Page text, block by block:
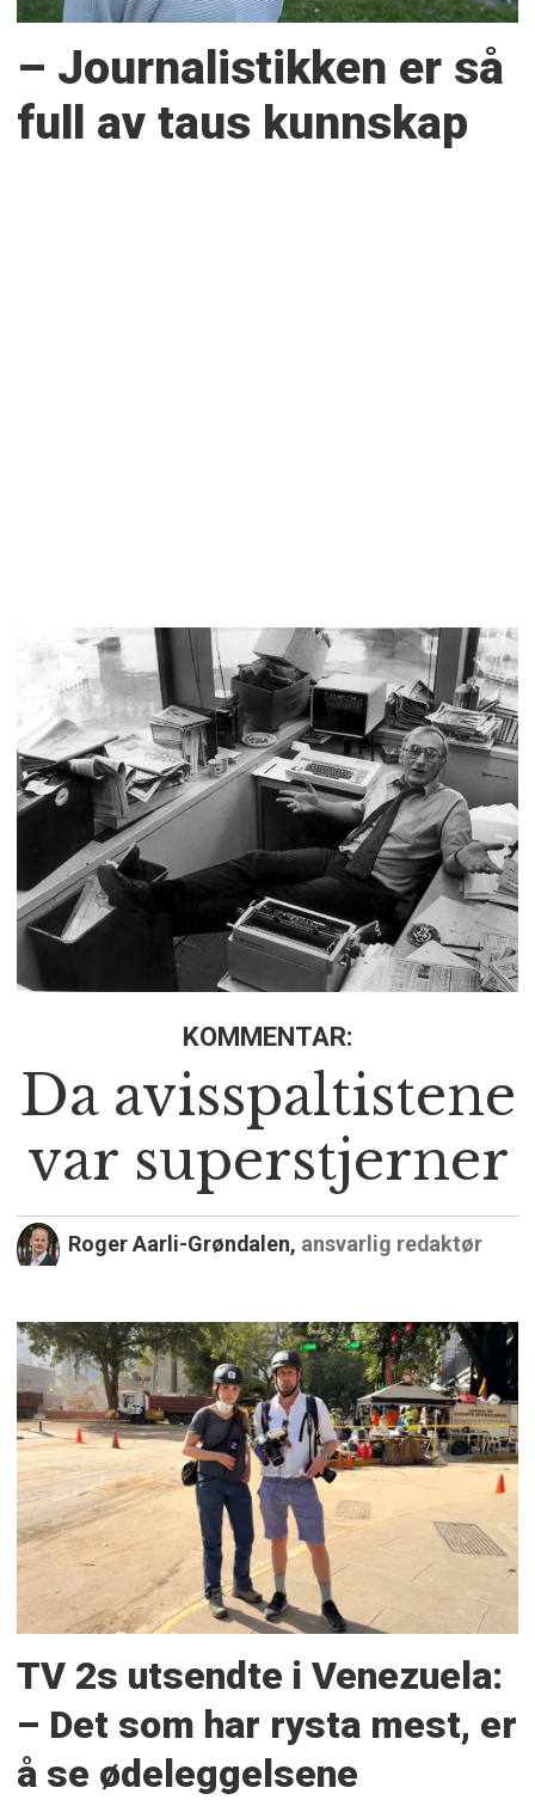
– Journalistikken er så
full av taus kunnskap
KOMMENTAR:
Da avisspaltistene
var superstjerner
Roger Aarli-Grøndalen, ansvarlig redaktør
TV 2s utsendte i Venezuela:
– Det som har rysta mest, er
å se ødeleggelsene